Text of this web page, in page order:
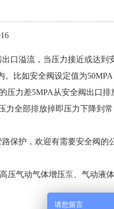
出口溢流，当压力接近或达到
比如安全阀设定值为50MPA
压力差5MPA从安全阀出口排
力全部排放掉即压力下降到常
保护，欢迎有需要安全阀的
压气动气体增压泵 、气动液
请您留言